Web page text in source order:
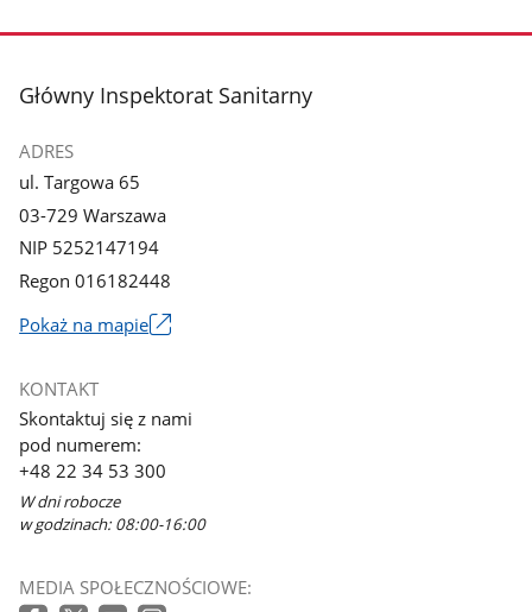
stopka
Główny Inspektorat Sanitarny
ADRES
ul. Targowa 65
03-729 Warszawa
NIP 5252147194
Regon 016182448
Pokaż na mapie
się
w
nowym
oknie
KONTAKT
Skontaktuj się z nami
pod numerem:
+48 22 34 53 300
W dni robocze
w godzinach: 08:00-16:00
MEDIA SPOŁECZNOŚCIOWE: